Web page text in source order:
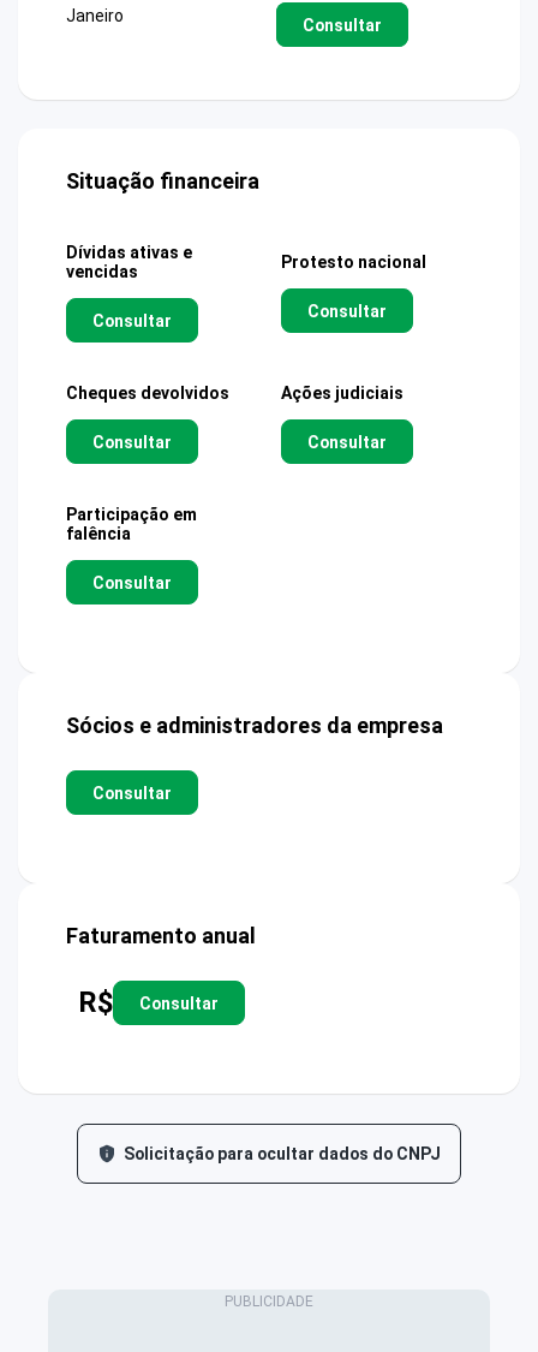
Janeiro
Consultar
Situação financeira
Dívidas ativas e
vencidas
Consultar
Protesto nacional
Consultar
Cheques devolvidos
Consultar
Ações judiciais
Consultar
Participação em
falência
Consultar
Sócios e administradores da empresa
Consultar
Faturamento anual
R$ Consultar
Solicitação para ocultar dados do CNPJ